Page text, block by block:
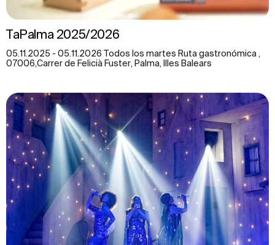
TaPalma 2025/2026
05.11.2025 - 05.11.2026 Todos los martes Ruta gastronómica ,
07006,Carrer de Felicià Fuster, Palma, Illes Balears